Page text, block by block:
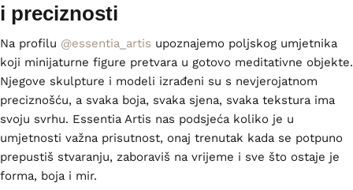
i preciznosti
Na profilu @essentia_artis upoznajemo poljskog umjetnika
koji minijaturne figure pretvara u gotovo meditativne objekte.
Njegove skulpture i modeli izrađeni su s nevjerojatnom
preciznošću, a svaka boja, svaka sjena, svaka tekstura ima
svoju svrhu. Essentia Artis nas podsjeća koliko je u
umjetnosti važna prisutnost, onaj trenutak kada se potpuno
prepustiš stvaranju, zaboraviš na vrijeme i sve što ostaje je
forma, boja i mir.